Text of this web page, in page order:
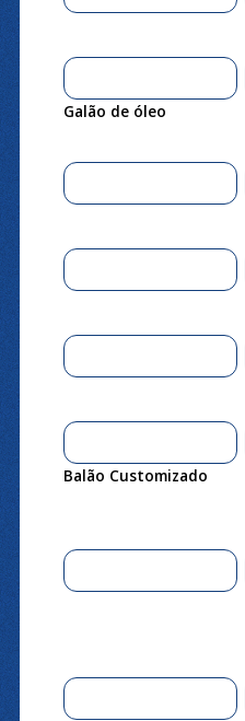
Galão de óleo
Balão Customizado